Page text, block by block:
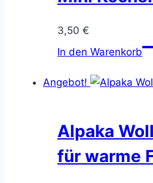
3,50 €
In den Warenkorb
Angebot!
Alpaka
für warme